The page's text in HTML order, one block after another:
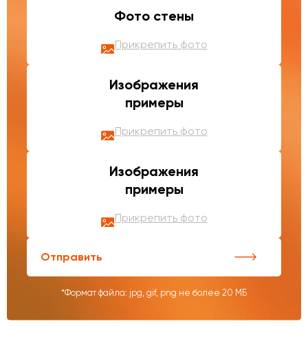
Фото стены
Прикрепить фото
Изображения
примеры
Прикрепить фото
Изображения
примеры
Прикрепить фото
Отправить
*Формат файла: jpg, gif, png не более 20 МБ